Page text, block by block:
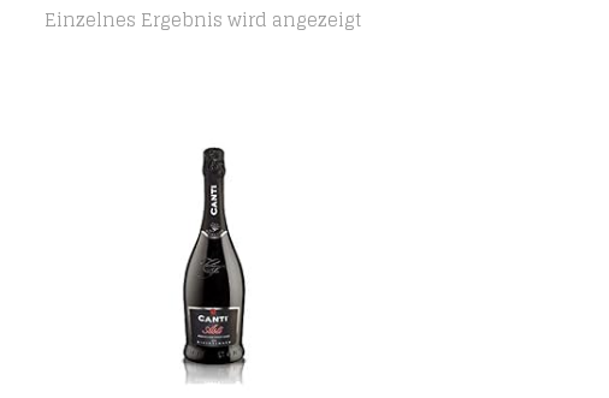
Einzelnes Ergebnis wird angezeigt